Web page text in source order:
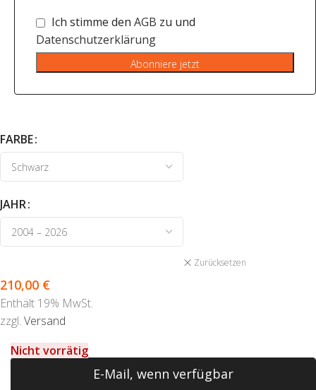
Ich stimme den AGB zu und
Datenschutzerklärung
Abonniere jetzt
FARBE
JAHR
Zurücksetzen
210,00 €
Enthält 19% MwSt.
zzgl. Versand
Nicht vorrätig
E-Mail, wenn verfügbar